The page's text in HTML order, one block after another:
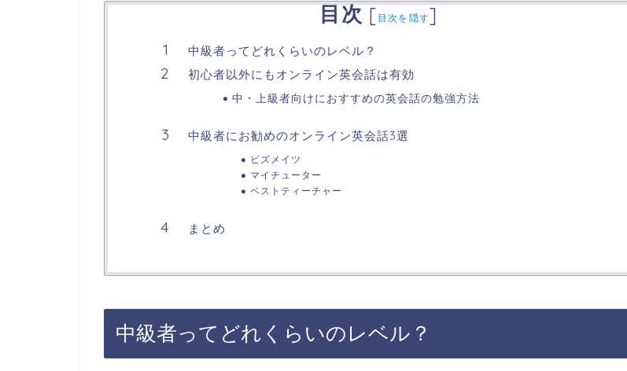
目次 [ 目次を隠す]
中級者ってどれくらいのレベル？
初心者以外にもオンライン英会話は有効
中・上級者向けにおすすめの英会話の勉強方法
中級者にお勧めのオンライン英会話3選
ビズメイツ
マイチューター
ベストティーチャー
まとめ
中級者ってどれくらいのレベル？